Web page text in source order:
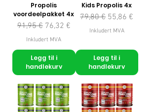
Propolis
voordeelpakket 4x
Vanlig pris
91,95 € Salgspris
76,32 €
Inkludert MVA
Legg til i
handlekurv
Kids Propolis 4x
Vanlig pris
79,80 € Salgspris
55,86 €
Inkludert MVA
Legg til i
handlekurv